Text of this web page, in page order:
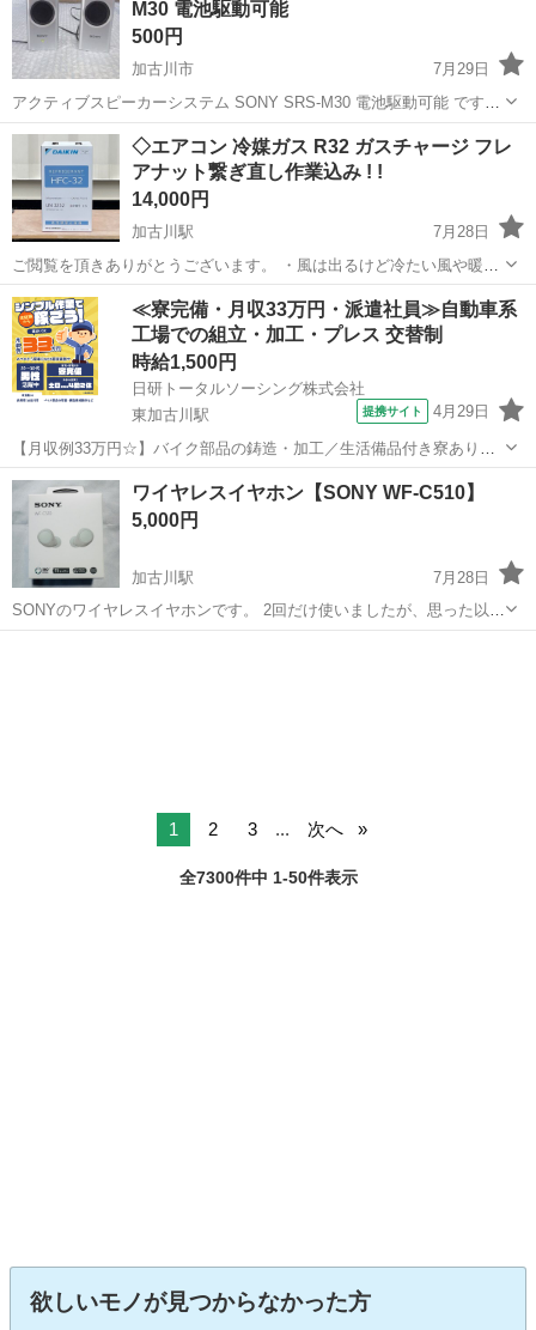
傷や汚れはなく美...M30 電池駆動可能
500円
加古川市
7月29日
アクティブスピーカーシステム SONY SRS-M30 電池駆動可能 です。
品物には詳しくなく、詳細な確認も実施しておりません。 何かありま
しても、自力でメンテ・修理依頼等が困難な方は、 問い合わせを見合
わせ下...
兵庫 加古川市 オーディオ
◇エアコン 冷媒ガス R32 ガスチャージ フレ
アナット繋ぎ直し作業込み ! !
14,000円
加古川駅
7月28日
ご閲覧を頂きありがとうございます。 ・風は出るけど冷たい風や暖か
い風が出ない ・ガス不足のサインが出ている ・エアコンの効きが弱く
なってきた ・運転をかけても動作がすぐに止まる ・室外機が回らない
など、 メー...
兵庫 加古川市 加古川駅 季節、空調家電 ガス
≪寮完備・月収33万円・派遣社員≫自動車系
工場での組立・加工・プレス 交替制
時給1,500円
日研トータルソーシング株式会社
東加古川駅
提携サイト 4月29日
【月収例33万円☆】バイク部品の鋳造・加工／生活備品付き寮あり◎
／専門知識不要！未経験OK《お仕事No.8A394》 お仕事について バイ
クのクランクケースなどのエンジン部品を工具を使って研削や研磨し
たり、バイク部品のアル...
兵庫 加古川市 東加古川駅 その他
ワイヤレスイヤホン【SONY WF-C510】
5,000円
加古川駅
7月28日
SONYのワイヤレスイヤホンです。 2回だけ使いましたが、思った以上
に使わなくて もったいないなと思ったので どなたか使って頂ける方は
1 2 3 ... 次へ
全7300件中 1-50件表示
欲しいモノが見つからなかった方